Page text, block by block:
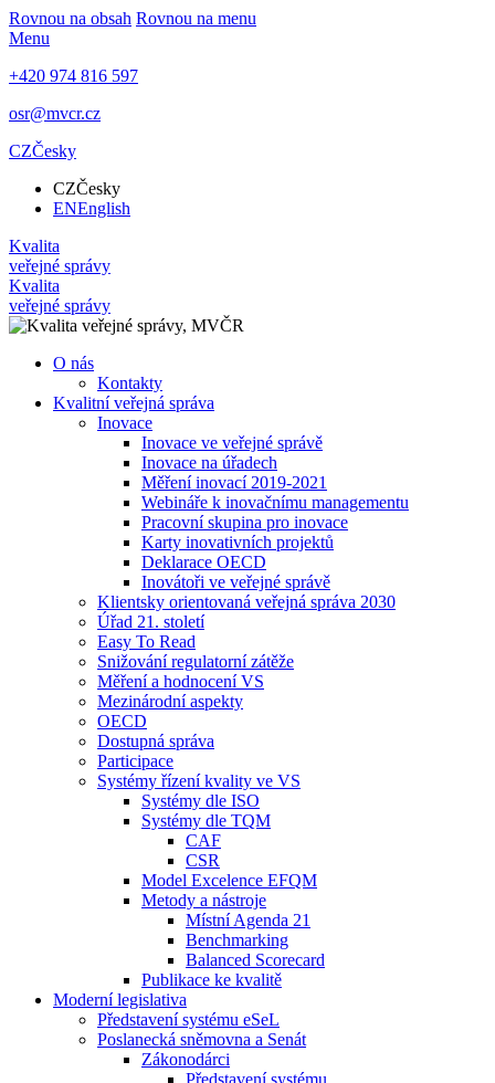
Rovnou na obsah Rovnou na menu
Menu
+420 974 816 597
osr@mvcr.cz
CZČesky
CZČesky
ENEnglish
Kvalita
veřejné správy
Kvalita
veřejné správy
O nás
Kontakty
Kvalitní veřejná správa
Inovace
Inovace ve veřejné správě
Inovace na úřadech
Měření inovací 2019-2021
Webináře k inovačnímu managementu
Pracovní skupina pro inovace
Karty inovativních projektů
Deklarace OECD
Inovátoři ve veřejné správě
Klientsky orientovaná veřejná správa 2030
Úřad 21. století
Easy To Read
Snižování regulatorní zátěže
Měření a hodnocení VS
Mezinárodní aspekty
OECD
Dostupná správa
Participace
Systémy řízení kvality ve VS
Systémy dle ISO
Systémy dle TQM
CAF
CSR
Model Excelence EFQM
Metody a nástroje
Místní Agenda 21
Benchmarking
Balanced Scorecard
Publikace ke kvalitě
Moderní legislativa
Představení systému eSeL
Poslanecká sněmovna a Senát
Zákonodárci
Představení systému